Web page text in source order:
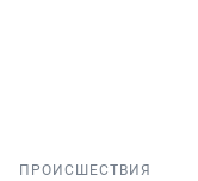
ПРОИСШЕСТВИЯ